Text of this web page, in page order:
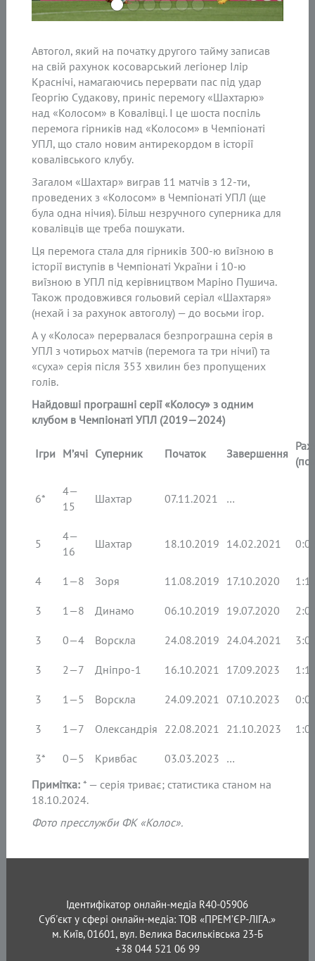
Автогол, який на початку другого тайму записав
на свій рахунок косоварський легіонер Ілір
Краснічі, намагаючись перервати пас під удар
Георгію Судакову, приніс перемогу «Шахтарю»
над «Колосом» в Ковалівці. І це шоста поспіль
перемога гірників над «Колосом» в Чемпіонаті
УПЛ, що стало новим антирекордом в історії
ковалівського клубу.
Загалом «Шахтар» виграв 11 матчів з 12-ти,
проведених з «Колосом» в Чемпіонаті УПЛ (ще
була одна нічия). Більш незручного суперника для
ковалівців ще треба пошукати.
Ця перемога стала для гірників 300-ю виїзною в
історії виступів в Чемпіонаті України і 10-ю
виїзною в УПЛ під керівництвом Маріно Пушича.
Також продовжився гольовий серіал «Шахтаря»
(нехай і за рахунок автоголу) — до восьми ігор.
А у «Колоса» перервалася безпрограшна серія в
УПЛ з чотирьох матчів (перемога та три нічиї) та
«суха» серія після 353 хвилин без пропущених
голів.
Найдовші програшні серії «Колосу» з одним
клубом в Чемпіонаті УПЛ (2019—2024)
Ігри М’ячі Суперник Початок Завершення
6*
4—
15
Шахтар 07.11.2021 …
5
4—
16
Шахтар 18.10.2019 14.02.2021 0:0
4 1—8 Зоря 11.08.2019 17.10.2020 1:1
3 1—8 Динамо 06.10.2019 19.07.2020 2:0
3 0—4 Ворскла 24.08.2019 24.04.2021 3:0
3 2—7 Дніпро-1 16.10.2021 17.09.2023 1:1
3 1—5 Ворскла 24.09.2021 07.10.2023 0:0
3 1—7 Олександрія 22.08.2021 21.10.2023 1:0
3* 0—5 Кривбас 03.03.2023 …
Примітка: * — серія триває; статистика станом на
18.10.2024.
Фото пресслужби ФК «Колос».
Ідентифікатор онлайн-медіа R40-05906
Суб'єкт у сфері онлайн-медіа: ТОВ «ПРЕМ’ЄР-ЛІГА.»
м. Київ, 01601, вул. Велика Васильківська 23-Б
+38 044 521 06 99